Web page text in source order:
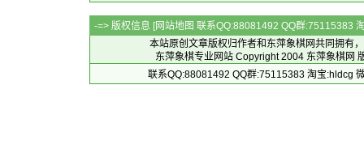
-=> 版权信息 [网站地图 联系QQ:88081492 QQ群:75115383
本站原创文章版权归作者和 东萍象棋网共同拥有
东萍象棋专业网站 Copyright 2004 东萍象棋网
联系QQ:88081492 QQ群:75115383 淘宝:hldcg